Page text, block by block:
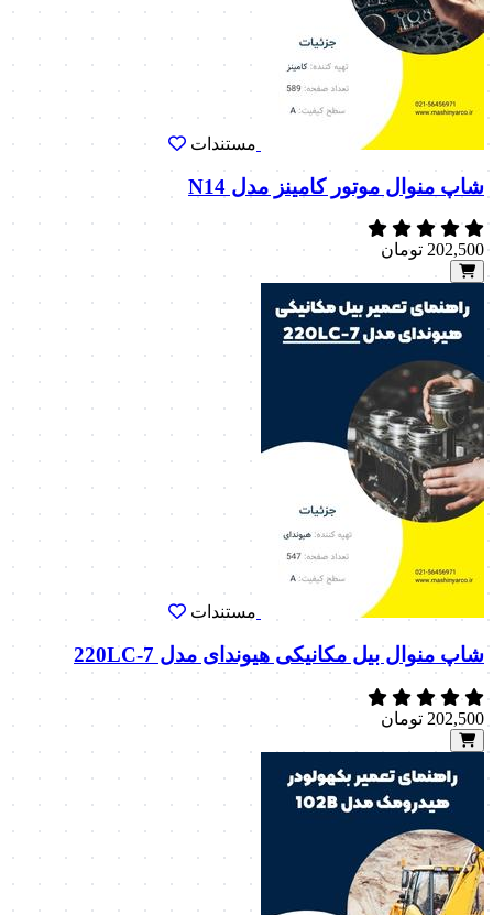
مستندات
شاپ منوال موتور کامینز مدل N14
202,500 تومان
مستندات
شاپ منوال بیل مکانیکی هیوندای مدل 220LC-7
202,500 تومان